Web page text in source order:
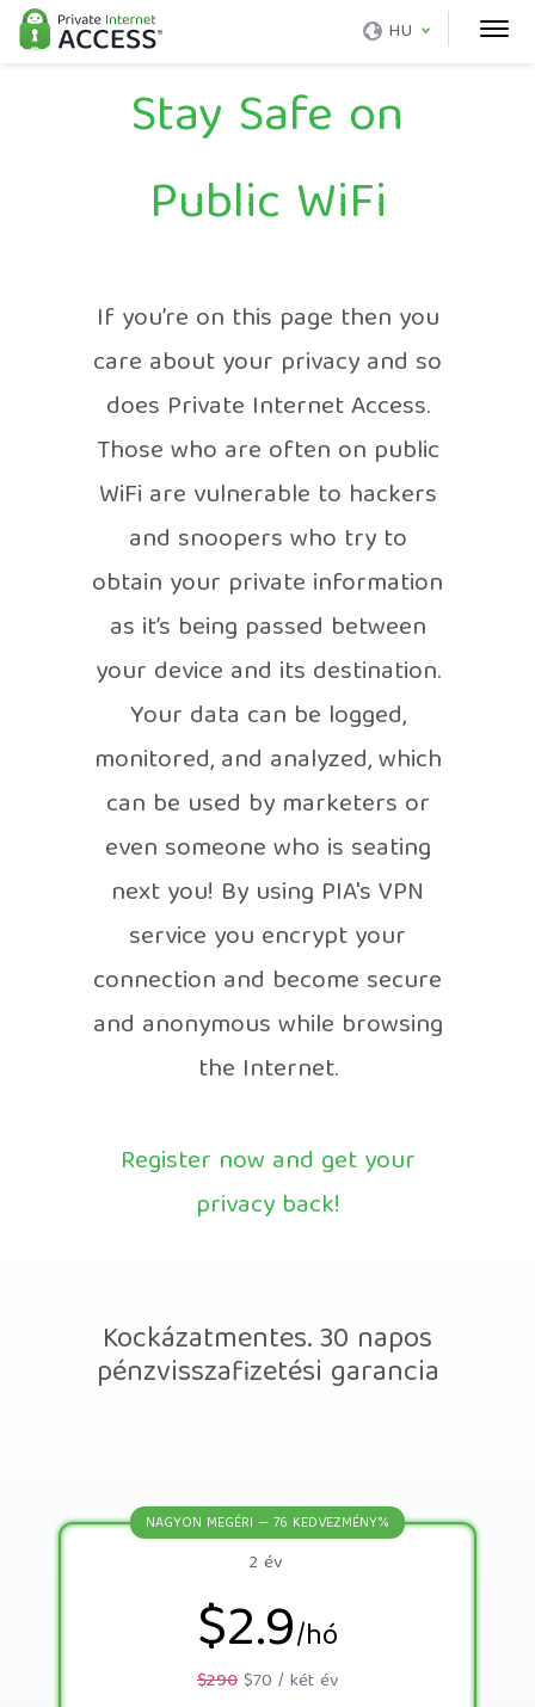
HU
Stay Safe on
Public WiFi
If you’re on this page then you
care about your privacy and so
does Private Internet Access.
Those who are often on public
WiFi are vulnerable to hackers
and snoopers who try to
obtain your private information
as it’s being passed between
your device and its destination.
Your data can be logged,
monitored, and analyzed, which
can be used by marketers or
even someone who is seating
next you! By using PIA's VPN
service you encrypt your
connection and become secure
and anonymous while browsing
the Internet.
Register now and get your
privacy back!
Kockázatmentes. 30 napos
pénzvisszafizetési garancia
NAGYON MEGÉRI — 76 KEDVEZMÉNY%
2 év
$2.9/hó
$290$70 / két év